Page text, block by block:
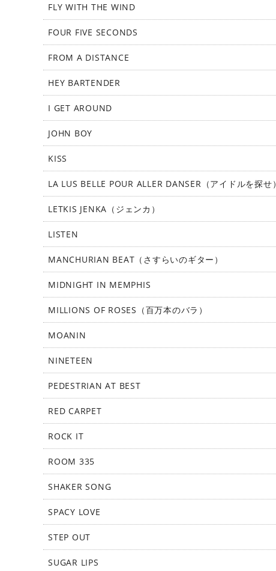
FLY WITH THE WIND
FOUR FIVE SECONDS
FROM A DISTANCE
HEY BARTENDER
I GET AROUND
JOHN BOY
KISS
LA LUS BELLE POUR ALLER DANSER（アイドルを探せ）
LETKIS JENKA（ジェンカ）
LISTEN
MANCHURIAN BEAT（さすらいのギター）
MIDNIGHT IN MEMPHIS
MILLIONS OF ROSES（百万本のバラ）
MOANIN
NINETEEN
PEDESTRIAN AT BEST
RED CARPET
ROCK IT
ROOM 335
SHAKER SONG
SPACY LOVE
STEP OUT
SUGAR LIPS